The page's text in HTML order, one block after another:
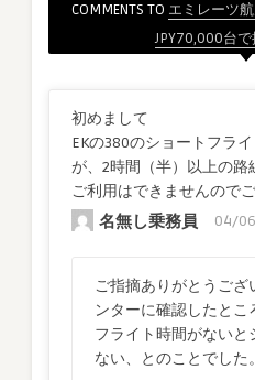
COMMENTS TO エミレーツ
JPY70,000台
初めまして
EKの380のショートフラ
が、2時間（半）以上の
ご利用はできませんので
名無し乗務員 04/
ご指摘ありがとうござ
ンターに確認したと
フライト時間がないと
ない、とのことでした。